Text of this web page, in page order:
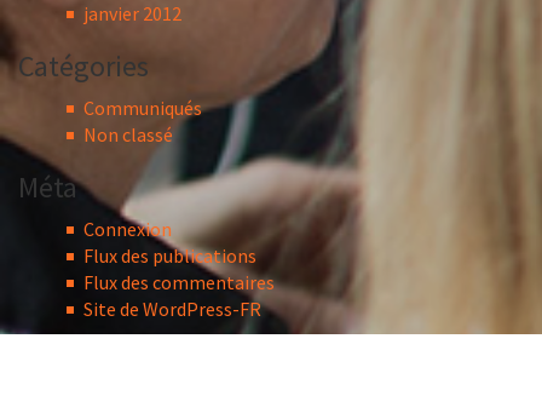
janvier 2012
Catégories
Communiqués
Non classé
Méta
Connexion
Flux des publications
Flux des commentaires
Site de WordPress-FR